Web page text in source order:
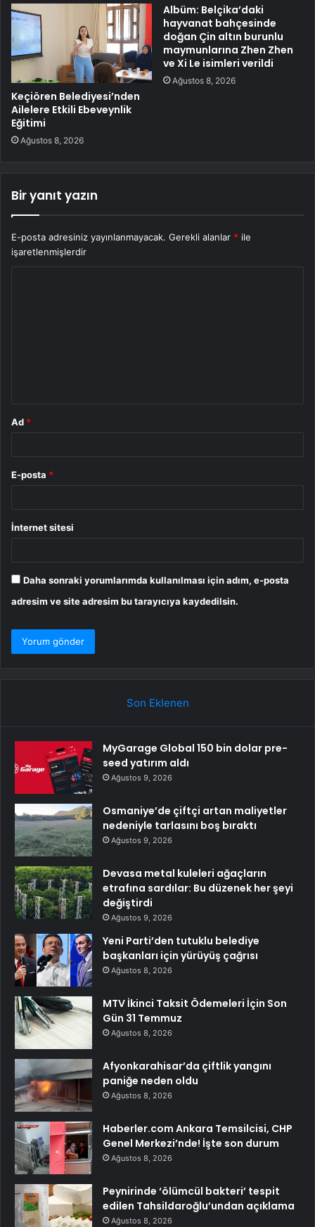
Keçiören Belediyesi’nden
Ailelere Etkili Ebeveynlik
Eğitimi
Ağustos 8, 2026
Albüm: Belçika’daki
hayvanat bahçesinde
doğan Çin altın burunlu
maymunlarına Zhen Zhen
ve Xi Le isimleri verildi
Ağustos 8, 2026
Bir yanıt yazın
E-posta adresiniz yayınlanmayacak. Gerekli alanlar * ile
işaretlenmişlerdir
Ad *
E-posta *
İnternet sitesi
Daha sonraki yorumlarımda kullanılması için adım, e-posta
adresim ve site adresim bu tarayıcıya kaydedilsin.
Son Eklenen
MyGarage Global 150 bin dolar pre-
seed yatırım aldı
Ağustos 9, 2026
Osmaniye’de çiftçi artan maliyetler
nedeniyle tarlasını boş bıraktı
Ağustos 9, 2026
Devasa metal kuleleri ağaçların
etrafına sardılar: Bu düzenek her şeyi
değiştirdi
Ağustos 9, 2026
Yeni Parti’den tutuklu belediye
başkanları için yürüyüş çağrısı
Ağustos 8, 2026
MTV İkinci Taksit Ödemeleri İçin Son
Gün 31 Temmuz
Ağustos 8, 2026
Afyonkarahisar’da çiftlik yangını
paniğe neden oldu
Ağustos 8, 2026
Haberler.com Ankara Temsilcisi, CHP
Genel Merkezi’nde! İşte son durum
Ağustos 8, 2026
Peynirinde ‘ölümcül bakteri’ tespit
edilen Tahsildaroğlu’undan açıklama
Ağustos 8, 2026